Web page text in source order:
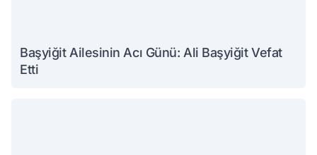
Başyiğit Ailesinin Acı Günü: Ali Başyiğit Vefat
Etti